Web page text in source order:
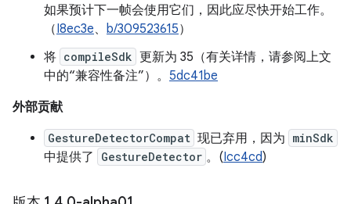
如果预计下一帧会使用它们，因此应尽快开始工作。
（I8ec3e、 b/309523615）
将 compileSdk 更新为 35（有关详情，请参阅上文
中的“兼容性备注”）。 5dc41be
外部贡献
GestureDetectorCompat 现已弃用，因为 minSdk
中提供了 GestureDetector 。(Icc4cd)